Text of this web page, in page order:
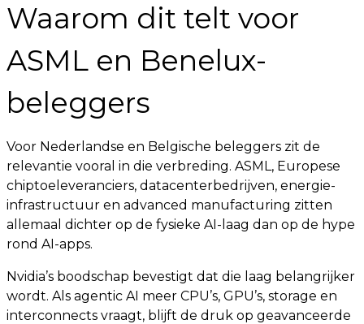
Waarom dit telt voor
ASML en Benelux-
beleggers
Voor Nederlandse en Belgische beleggers zit de
relevantie vooral in die verbreding. ASML, Europese
chiptoeleveranciers, datacenterbedrijven, energie-
infrastructuur en advanced manufacturing zitten
allemaal dichter op de fysieke AI-laag dan op de hype
rond AI-apps.
Nvidia’s boodschap bevestigt dat die laag belangrijker
wordt. Als agentic AI meer CPU’s, GPU’s, storage en
interconnects vraagt, blijft de druk op geavanceerde